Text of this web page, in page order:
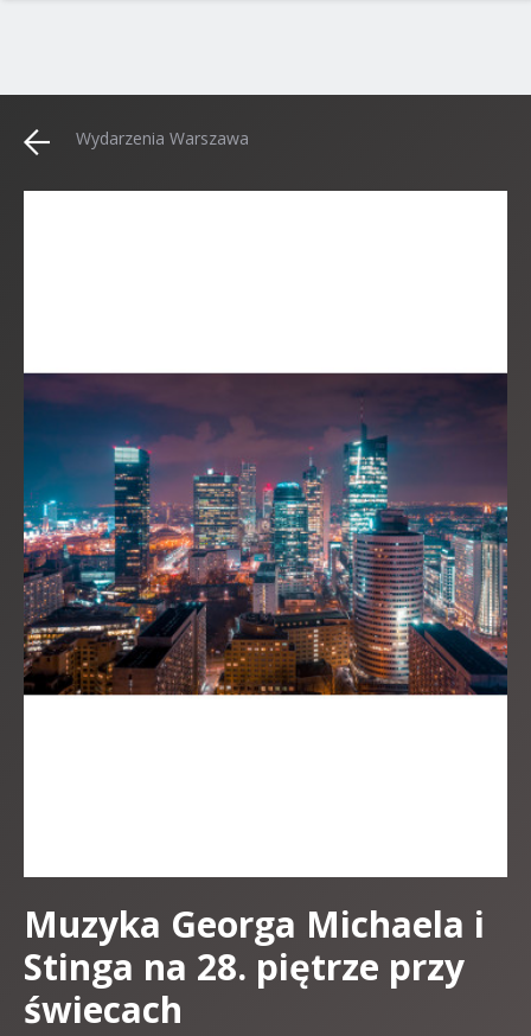
Wydarzenia Warszawa
Muzyka Georga Michaela i
Stinga na 28. piętrze przy
świecach